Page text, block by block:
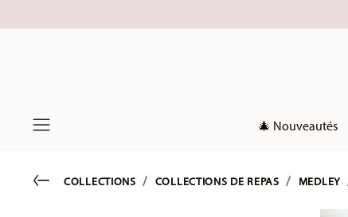
🎄 Nouveautés
Go backCOLLECTIONS COLLECTIONS DE REPAS MEDLEY